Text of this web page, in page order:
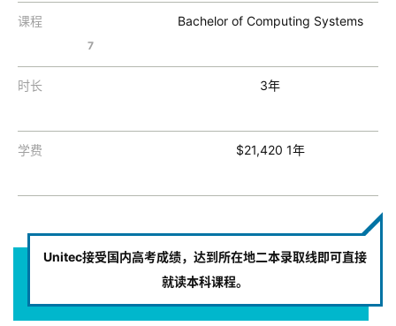
课程 Bachelor of Computing Systems
7
时长 3年
学费 $21,420 1年
Unitec接受国内高考成绩，达到所在地二本录取线即可直接
就读本科课程。